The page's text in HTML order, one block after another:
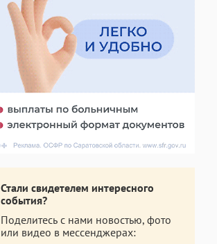
Стали свидетелем интересного
события?
Поделитесь с нами новостью, фото
или видео в мессенджерах: